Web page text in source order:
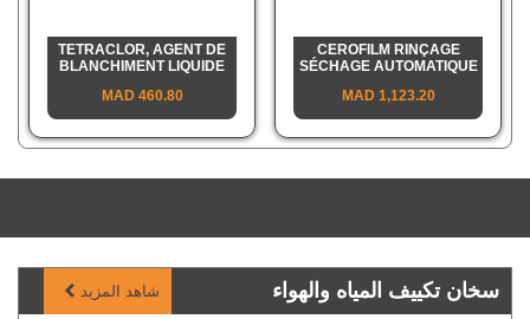
CEROFILM RINÇAGE
SÉCHAGE AUTOMATIQUE
1,123.20 MAD
TETRACLOR, AGENT DE
BLANCHIMENT LIQUIDE
460.80 MAD
سخان تكييف المياه والهواء شاهد المزيد